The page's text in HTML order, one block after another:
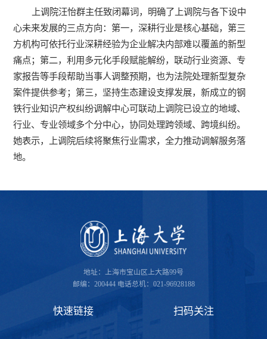
上调院汪怡群主任致闭幕词，明确了上调院与各下设中
心未来发展的三点方向：第一，深耕行业是核心基础，第三
方机构可依托行业深耕经验为企业解决内部难以覆盖的新型
痛点；第二，利用多元化手段赋能解纷，联动行业资源、专
家报告等手段帮助当事人调整预期，也为法院处理新型复杂
案件提供参考；第三，坚持生态建设支撑发展，新成立的钢
铁行业知识产权纠纷调解中心可联动上调院已设立的地域、
行业、专业领域多个分中心，协同处理跨领域、跨境纠纷。
她表示，上调院后续将聚焦行业需求，全力推动调解服务落
地。
地址：上海市宝山区上大路99号
邮编：200444 电话总机：021-96928188
快速链接 扫码关注